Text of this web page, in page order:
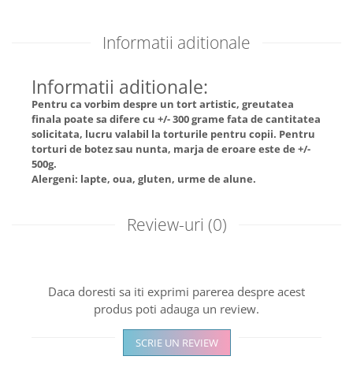
Informatii aditionale
Informatii aditionale:
Pentru ca vorbim despre un tort artistic, greutatea
finala poate sa difere cu +/- 300 grame fata de cantitatea
solicitata, lucru valabil la torturile pentru copii. Pentru
torturi de botez sau nunta, marja de eroare este de +/-
500g.
Alergeni: lapte, oua, gluten, urme de alune.
Review-uri (0)
Daca doresti sa iti exprimi parerea despre acest
produs poti adauga un review.
SCRIE UN REVIEW